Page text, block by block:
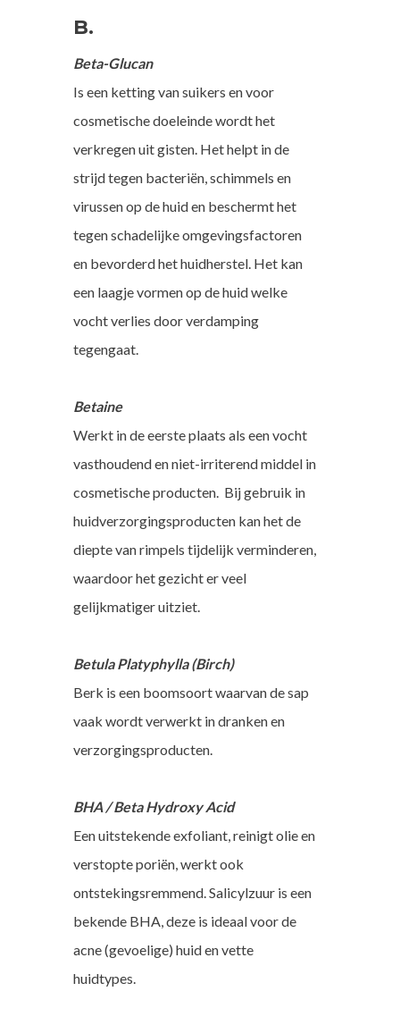
B.
Beta-Glucan
Is een ketting van suikers en voor
cosmetische doeleinde wordt het
verkregen uit gisten. Het helpt in de
strijd tegen bacteriën, schimmels en
virussen op de huid en beschermt het
tegen schadelijke omgevingsfactoren
en bevorderd het huidherstel. Het kan
een laagje vormen op de huid welke
vocht verlies door verdamping
tegengaat.
Betaine
Werkt in de eerste plaats als een vocht
vasthoudend en niet-irriterend middel in
cosmetische producten. Bij gebruik in
huidverzorgingsproducten kan het de
diepte van rimpels tijdelijk verminderen,
waardoor het gezicht er veel
gelijkmatiger uitziet.
Betula Platyphylla (Birch)
Berk is een boomsoort waarvan de sap
vaak wordt verwerkt in dranken en
verzorgingsproducten.
BHA / Beta Hydroxy Acid
Een uitstekende exfoliant, reinigt olie en
verstopte poriën, werkt ook
ontstekingsremmend. Salicylzuur is een
bekende BHA, deze is ideaal voor de
acne (gevoelige) huid en vette
huidtypes.